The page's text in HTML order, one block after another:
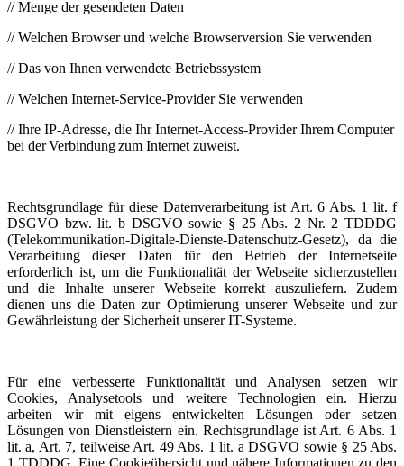
// Menge der gesendeten Daten
// Welchen Browser und welche Browserversion Sie verwenden
// Das von Ihnen verwendete Betriebssystem
// Welchen Internet-Service-Provider Sie verwenden
// Ihre IP-Adresse, die Ihr Internet-Access-Provider Ihrem Computer
bei der Verbindung zum Internet zuweist.
Rechtsgrundlage für diese Datenverarbeitung ist Art. 6 Abs. 1 lit. f
DSGVO bzw. lit. b DSGVO sowie § 25 Abs. 2 Nr. 2 TDDDG
(Telekommunikation-Digitale-Dienste-Datenschutz-Gesetz), da die
Verarbeitung dieser Daten für den Betrieb der Internetseite
erforderlich ist, um die Funktionalität der Webseite sicherzustellen
und die Inhalte unserer Webseite korrekt auszuliefern. Zudem
dienen uns die Daten zur Optimierung unserer Webseite und zur
Gewährleistung der Sicherheit unserer IT-Systeme.
Für eine verbesserte Funktionalität und Analysen setzen wir
Cookies, Analysetools und weitere Technologien ein. Hierzu
arbeiten wir mit eigens entwickelten Lösungen oder setzen
Lösungen von Dienstleistern ein. Rechtsgrundlage ist Art. 6 Abs. 1
lit. a, Art. 7, teilweise Art. 49 Abs. 1 lit. a DSGVO sowie § 25 Abs.